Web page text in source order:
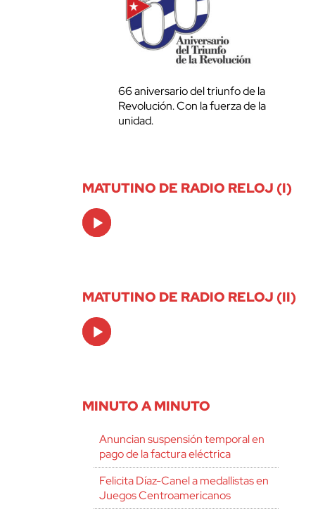
66 aniversario del triunfo de la
Revolución. Con la fuerza de la
unidad.
MATUTINO DE RADIO RELOJ (I)
Audio
Player
MATUTINO DE RADIO RELOJ (II)
Audio
Player
MINUTO A MINUTO
Anuncian suspensión temporal en
pago de la factura eléctrica
Felicita Díaz-Canel a medallistas en
Juegos Centroamericanos